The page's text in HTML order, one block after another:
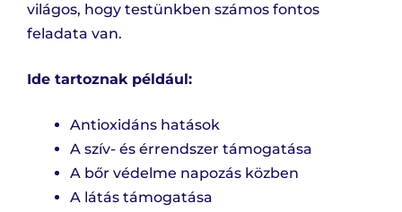
világos, hogy testünkben számos fontos
feladata van.
Ide tartoznak például:
Antioxidáns hatások
A szív- és érrendszer támogatása
A bőr védelme napozás közben
A látás támogatása